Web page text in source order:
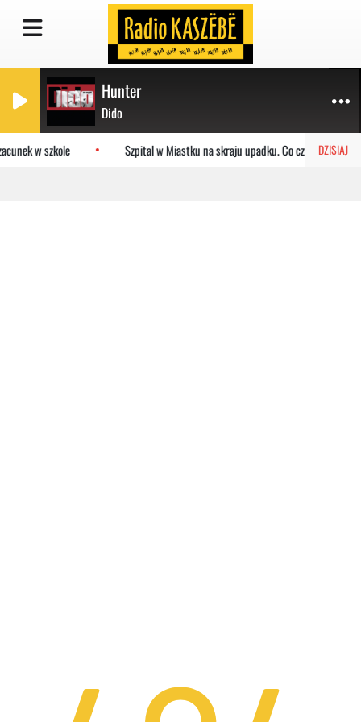
Hunter
Dido
DZISIAJ
w szkole Szpital w Miastku na skraju upadku. Co czeka placówkę?